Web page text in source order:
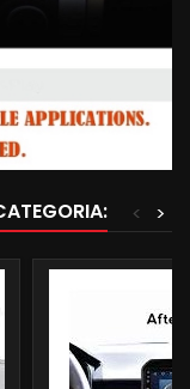
>
<